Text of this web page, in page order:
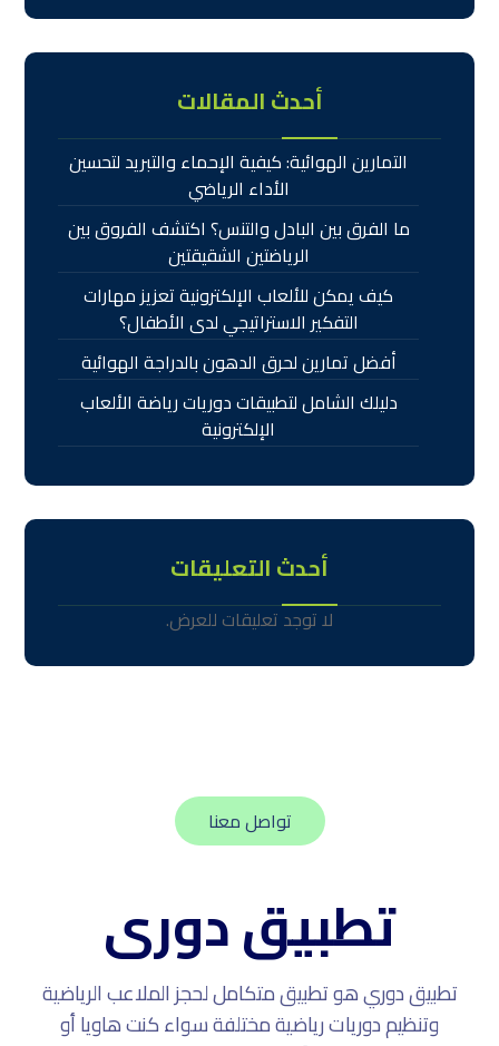
أحدث المقالات
التمارين الهوائية: كيفية الإحماء والتبريد لتحسين
الأداء الرياضي
ما الفرق بين البادل والتنس؟ اكتشف الفروق بين
الرياضتين الشقيقتين
كيف يمكن للألعاب الإلكترونية تعزيز مهارات
التفكير الاستراتيجي لدى الأطفال؟
أفضل تمارين لحرق الدهون بالدراجة الهوائية
دليلك الشامل لتطبيقات دوريات رياضة الألعاب
الإلكترونية
أحدث التعليقات
لا توجد تعليقات للعرض.
تواصل معنا
تطبيق دورى
تطبيق دوري هو تطبيق متكامل لحجز الملاعب الرياضية
وتنظيم دوريات رياضية مختلفة سواء كنت هاويا أو